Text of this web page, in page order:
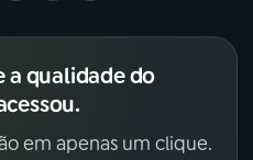
a qualidade do
em apenas um clique.